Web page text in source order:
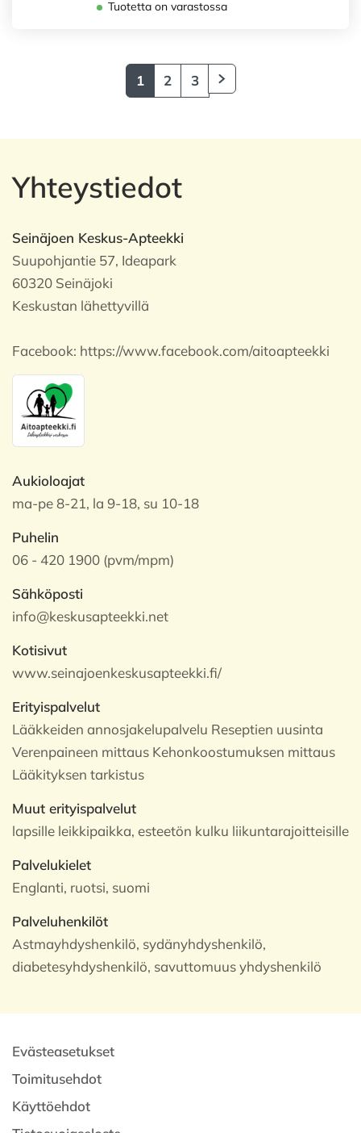
Tuotetta on varastossa
1 2 3
Yhteystiedot
Seinäjoen Keskus-Apteekki
Suupohjantie 57, Ideapark
60320 Seinäjoki
Keskustan lähettyvillä
Facebook: https://www.facebook.com/aitoapteekki
Aukioloajat
ma-pe 8-21, la 9-18, su 10-18
Puhelin
06 - 420 1900 (pvm/mpm)
Sähköposti
info@keskusapteekki.net
Kotisivut
www.seinajoenkeskusapteekki.fi/
Erityispalvelut
Lääkkeiden annosjakelupalvelu Reseptien uusinta
Verenpaineen mittaus Kehonkoostumuksen mittaus
Lääkityksen tarkistus
Muut erityispalvelut
lapsille leikkipaikka, esteetön kulku liikuntarajoitteisille
Palvelukielet
Englanti, ruotsi, suomi
Palveluhenkilöt
Astmayhdyshenkilö, sydänyhdyshenkilö,
diabetesyhdyshenkilö, savuttomuus yhdyshenkilö
Evästeasetukset
Toimitusehdot
Käyttöehdot